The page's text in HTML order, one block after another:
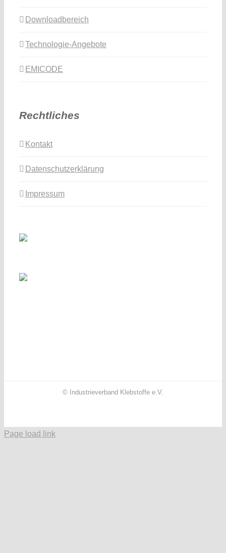
Downloadbereich
Technologie-Angebote
EMICODE
Rechtliches
Kontakt
Datenschutzerklärung
Impressum
© Industrieverband Klebstoffe e.V.
Page load link